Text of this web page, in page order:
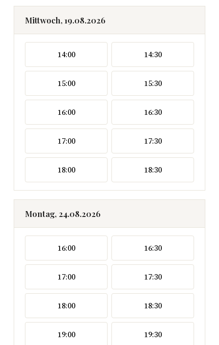
Mittwoch, 19.08.2026
14:00 14:30
15:00 15:30
16:00 16:30
17:00 17:30
18:00 18:30
Montag, 24.08.2026
16:00 16:30
17:00 17:30
18:00 18:30
19:00 19:30